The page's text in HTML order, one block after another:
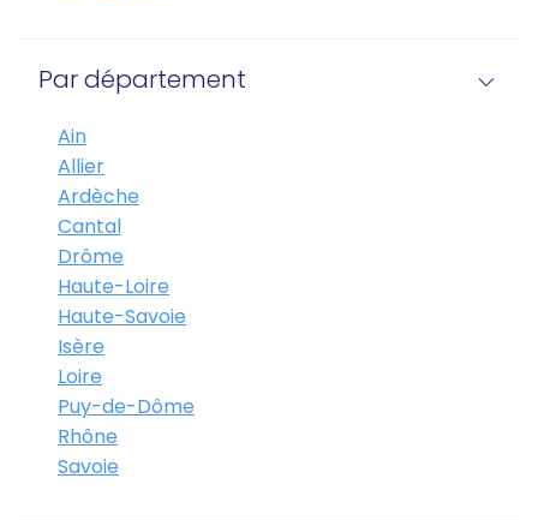
Par département
Ain
Allier
Ardèche
Cantal
Drôme
Haute-Loire
Haute-Savoie
Isère
Loire
Puy-de-Dôme
Rhône
Savoie